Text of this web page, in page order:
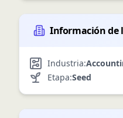
Información de
Industria:
Etapa:Seed